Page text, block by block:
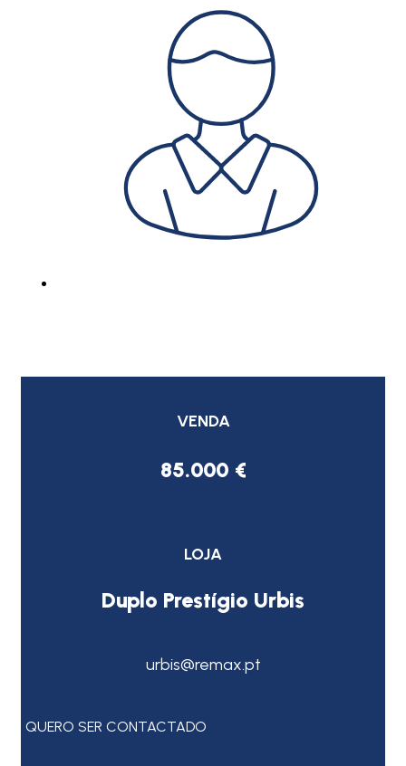
VENDA
85.000 €
LOJA
Duplo Prestígio Urbis
urbis@remax.pt
QUERO SER CONTACTADO